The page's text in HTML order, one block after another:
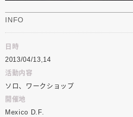
INFO
日時
2013/04/13,14
活動内容
ソロ、ワークショップ
開催地
Mexico D.F.